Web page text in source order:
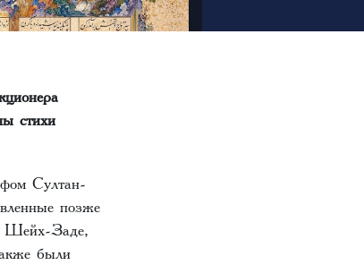
стихи
Султан-
позже
Шейх-Заде,
были